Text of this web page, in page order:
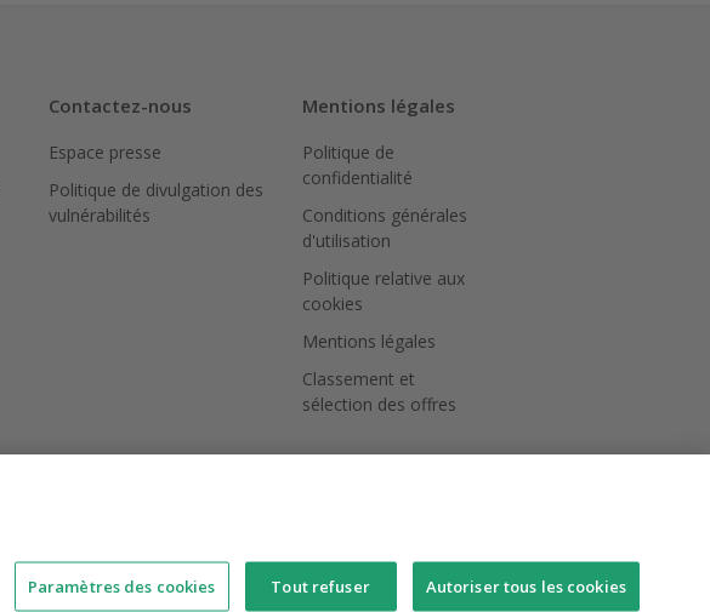
Contactez-nous
Espace presse
Politique de divulgation des
vulnérabilités
Mentions légales
Politique de
confidentialité
Conditions générales
d'utilisation
Politique relative aux
cookies
Mentions légales
Classement et
sélection des offres
Paramètres des cookies Tout refuser Autoriser tous les cookies